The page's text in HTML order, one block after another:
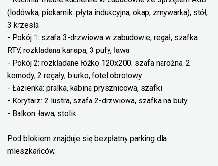
(lodówka, piekarnik, płyta indukcyjna, okap, zmywarka), stół,
3 krzesła
- Pokój 1: szafa 3-drzwiowa w zabudowie, regał, szafka
RTV, rozkładana kanapa, 3 pufy, ława
- Pokój 2: rozkładane łóżko 120x200, szafa narożna, 2
komody, 2 regały, biurko, fotel obrotowy
- Łazienka: pralka, kabina prysznicowa, szafki
- Korytarz: 2 lustra, szafa 2-drzwiowa, szafka na buty
- Balkon: ława, stolik
Pod blokiem znajduje się bezpłatny parking dla
mieszkańców.